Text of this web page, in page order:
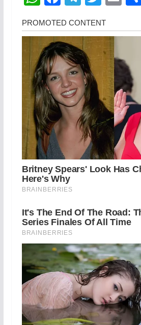
at
s
A
p
p
c
e
b
o
o
k
e
gr
a
m
itt
er
ai